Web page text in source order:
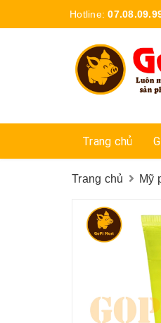
Hotline:
Trang chủ
Trang chủ Mỹ